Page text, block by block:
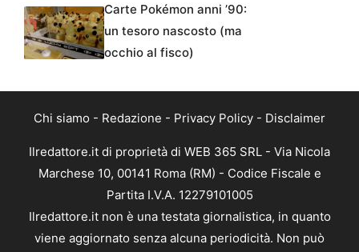
Carte Pokémon anni ’90:
un tesoro nascosto (ma
occhio al fisco)
Chi siamo - Redazione - Privacy Policy - Disclaimer
Ilredattore.it di proprietà di WEB 365 SRL - Via Nicola
Marchese 10, 00141 Roma (RM) - Codice Fiscale e
Partita I.V.A. 12279101005
Ilredattore.it non è una testata giornalistica, in quanto
viene aggiornato senza alcuna periodicità. Non può